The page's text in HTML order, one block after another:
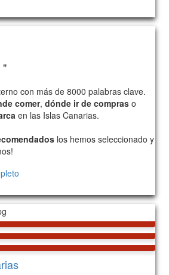
"
con más de 8000 palabras clave.
comer, dónde ir de compras o
en las Islas Canarias.
los hemos seleccionado y